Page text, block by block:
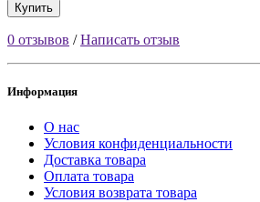
Купить
0 отзывов /Написать отзыв
Информация
О нас
Условия конфиденциальности
Доставка товара
Оплата товара
Условия возврата товара